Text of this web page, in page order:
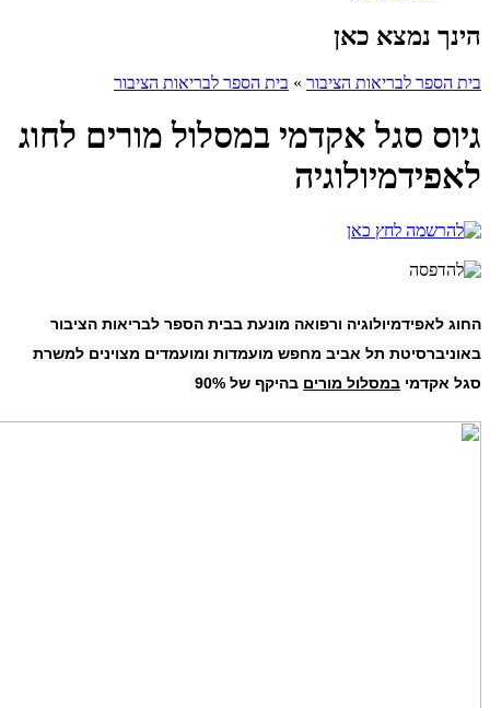
הינך נמצא כאן
בית הספר לבריאות הציבור » בית הספר לבריאות הציבור
גיוס סגל אקדמי במסלול מורים לחוג
לאפידמיולוגיה
החוג לאפידמיולוגיה ורפואה מונעת בבית הספר לבריאות הציבור
באוניברסיטת תל אביב מחפש מועמדות ומועמדים מצוינים למשרת
סגל אקדמי במסלול מורים בהיקף של 90%